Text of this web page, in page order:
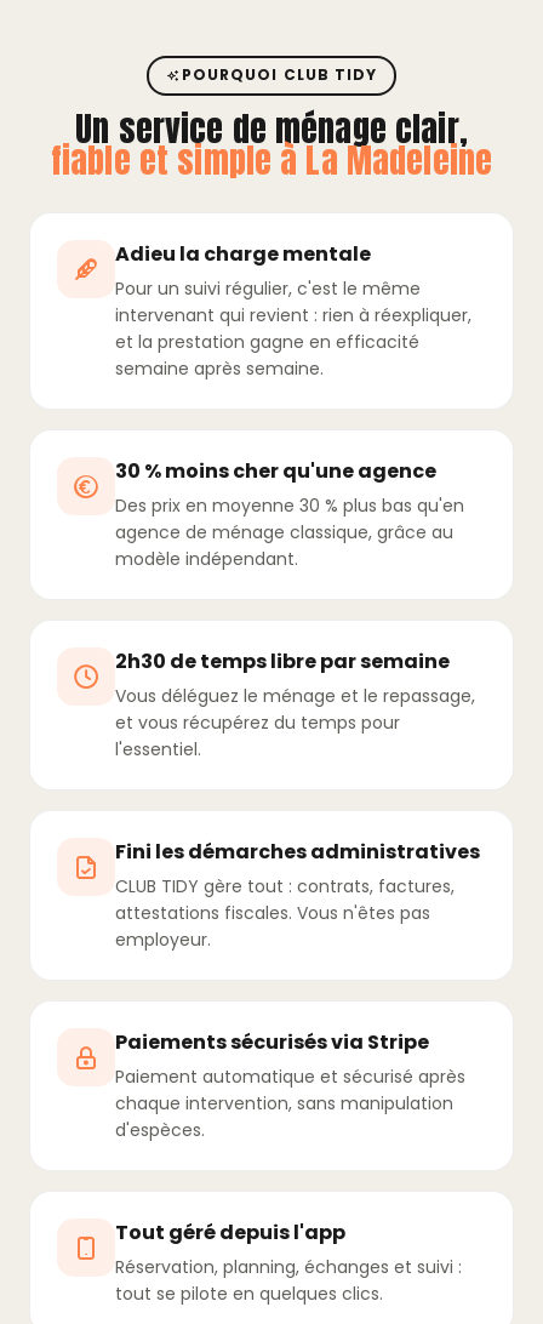
POURQUOI CLUB TIDY
Un service de ménage clair,
fiable et simple à La Madeleine
Adieu la charge mentale
Pour un suivi régulier, c'est le même
intervenant qui revient : rien à réexpliquer,
et la prestation gagne en efficacité
semaine après semaine.
30 % moins cher qu'une agence
Des prix en moyenne 30 % plus bas qu'en
agence de ménage classique, grâce au
modèle indépendant.
2h30 de temps libre par semaine
Vous déléguez le ménage et le repassage,
et vous récupérez du temps pour
l'essentiel.
Fini les démarches administratives
CLUB TIDY gère tout : contrats, factures,
attestations fiscales. Vous n'êtes pas
employeur.
Paiements sécurisés via Stripe
Paiement automatique et sécurisé après
chaque intervention, sans manipulation
d'espèces.
Tout géré depuis l'app
Réservation, planning, échanges et suivi :
tout se pilote en quelques clics.